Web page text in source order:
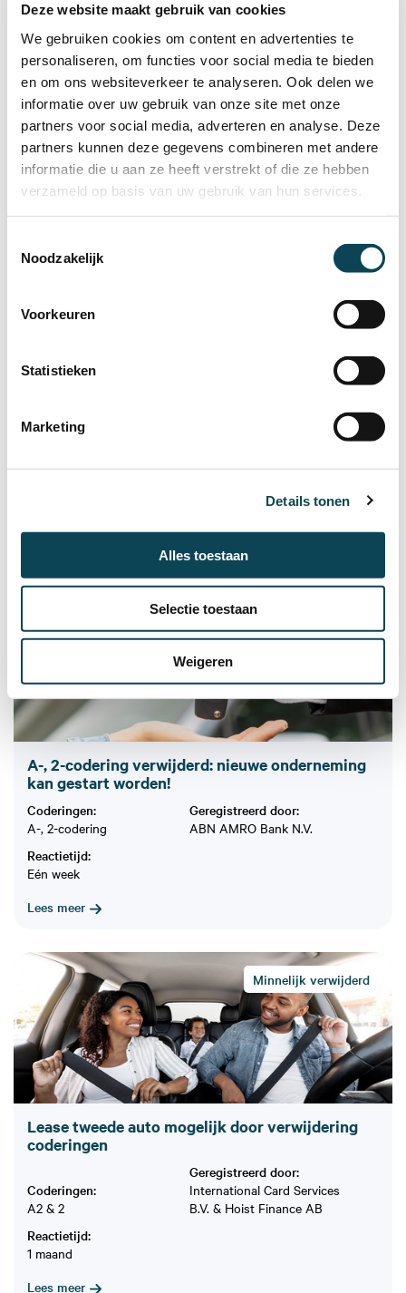
Deze website maakt gebruik van cookies
We gebruiken cookies om content en advertenties te
personaliseren, om functies voor social media te bieden
en om ons websiteverkeer te analyseren. Ook delen we
informatie over uw gebruik van onze site met onze
partners voor social media, adverteren en analyse. Deze
partners kunnen deze gegevens combineren met andere
informatie die u aan ze heeft verstrekt of die ze hebben
verzameld op basis van uw gebruik van hun services.
Noodzakelijk
Voorkeuren
Statistieken
Marketing
Details tonen
Alles toestaan
Selectie toestaan
Weigeren
Odido besluit coderingen te verwijderen; cliënt
kan auto financieren
Coderingen:
A, 2, H-codering
Geregistreerd door:
Odido Netherlands B.V.
Reactietijd:
Eén maand
Lees meer
Binnen één dag succes, verwijdering van AH-
A,H
Services
Minnelijk verwijderd
A-, 2-codering verwijderd: nieuwe onderneming
kan gestart worden!
Coderingen:
A-, 2-codering
Geregistreerd door:
ABN AMRO Bank N.V.
Reactietijd:
Eén week
Lees meer
Minnelijk verwijderd
Lease tweede auto mogelijk door verwijdering
coderingen
Coderingen:
A2 & 2
Geregistreerd door:
International Card Services
B.V. & Hoist Finance AB
Reactietijd:
1 maand
Lees meer